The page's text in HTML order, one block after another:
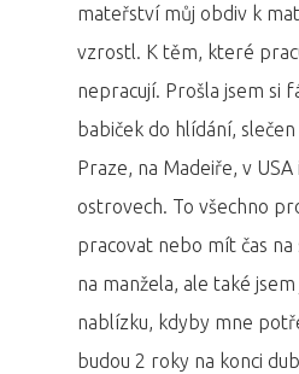
mateřství můj obdiv k
vzrostl. K těm, které
nepracují. Prošla jsem si
babiček do hlídání,
Praze, na Madeiře, v USA
ostrovech. To všechno
pracovat nebo mít čas na
na manžela, ale také
nablízku, kdyby mne
budou 2 roky na konci